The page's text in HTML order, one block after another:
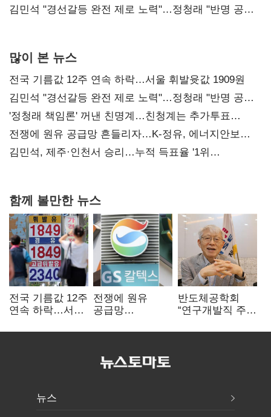
다툼 격화
김민석 "경선갈등 완전 제로 노력"…정청래 "반명 공세
많이 본 뉴스
전국 기름값 12주 연속 하락…서울 휘발윳값 1909원
김민석 "경선갈등 완전 제로 노력"…정청래 "반명 공세
사과부터"
'정청래 책임론' 꺼낸 친명계…친청계는 추가투표
때리기
전쟁에 원유 공급망 흔들리자…K-정유, 에너지안보
핵심으로 재부상
김민석, 제주·인천서 승리…누적 득표율 '1위
함께 볼만한 뉴스
전국 기름값 12주
연속 하락…서울
전쟁에 원유
공급망
정유, 에너지안보
반도체공학회
“연구개발직 주
개선해야”
뉴스